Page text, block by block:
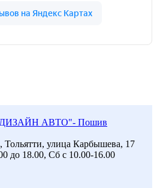
АВТО"- Пошив
Тольятти, улица Карбышева, 17
до 18.00, Сб с 10.00-16.00